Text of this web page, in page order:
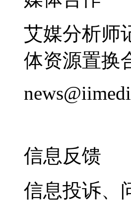
艾媒分析师
体资源置换
信息反馈
信息投诉、